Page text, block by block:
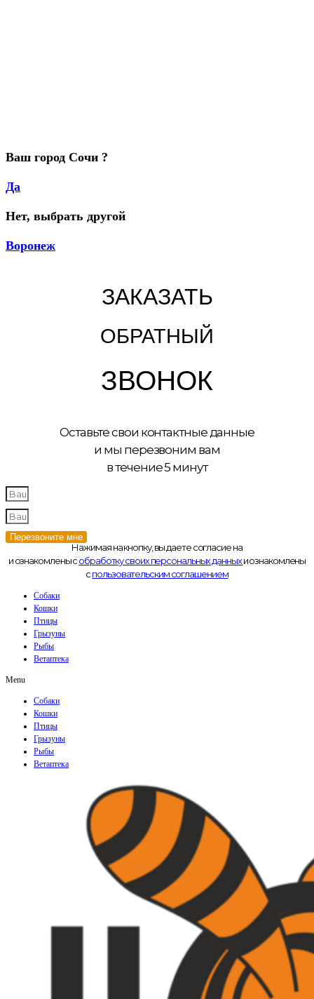
Ваш город Сочи ?
Да
Нет, выбрать другой
Воронеж
ЗАКАЗАТЬ
ОБРАТНЫЙ
ЗВОНОК
Оставьте свои контактные данные
и мы перезвоним вам
в течение 5 минут
Перезвоните мне
Нажимая на кнопку, вы даете согласие на
и ознакомлены собработку своих персональных данныхи ознакомлены
спользовательским соглашением
Собаки
Кошки
Птицы
Грызуны
Рыбы
Ветаптека
Menu
Собаки
Кошки
Птицы
Грызуны
Рыбы
Ветаптека